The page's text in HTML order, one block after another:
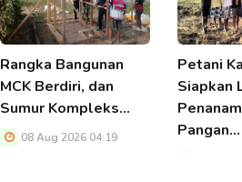
Rangka Bangunan
MCK Berdiri, dan
Sumur Kompleks…
08 Aug 2026 04:19
Petani
Siapkan
Pangan…